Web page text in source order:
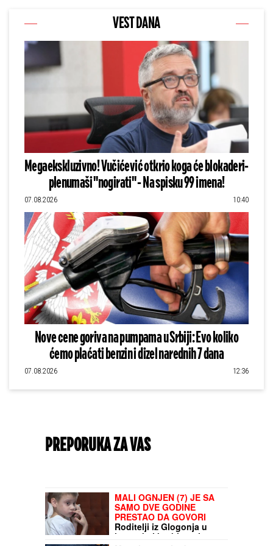
VEST DANA
Megaekskluzivno! Vučićević otkrio koga će blokaderi-
plenumaši "nogirati" - Na spisku 99 imena!
07.08.2026 10:40
Nove cene goriva na pumpama u Srbiji: Evo koliko
ćemo plaćati benzin i dizel narednih 7 dana
07.08.2026 12:36
PREPORUKA ZA VAS